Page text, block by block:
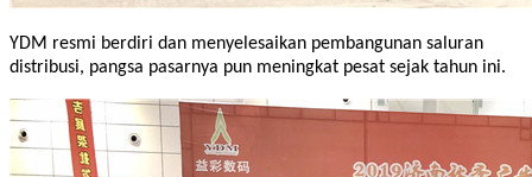
YDM resmi berdiri dan menyelesaikan pembangunan saluran
distribusi, pangsa pasarnya pun meningkat pesat sejak tahun ini.